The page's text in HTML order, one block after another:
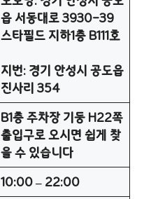
읍 서동대로 3930-39
스타필드 지하1층 B111호
지번: 경기 안성시 공도읍
진사리 354
B1층 주차장 기둥 H22쪽
출입구로 오시면 쉽게 찾
을 수 있습니다
10:00 – 22:00